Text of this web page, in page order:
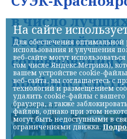
в число
Всероссийских
соревнованиях
07.08.2026 22:13
На сайте
Для обеспечения оптимальной
использования и улучшения
веб-сайте могут
том числе Яндекс.Метрика),
вашем устройстве cookie-
веб-сайта, вы соглашаетесь с
технологий и размещением
удалить cookie-файлы с вашего
браузера, а также
файлов, однако при этом
могут быть недоступными в
ограничениями движка.